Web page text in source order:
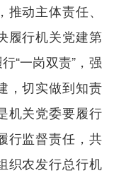
动主体责任、
履行机关党建第
“一岗双责”，强
，切实做到知责
机关党委要履行
行监督责任，共
织农发行总行机